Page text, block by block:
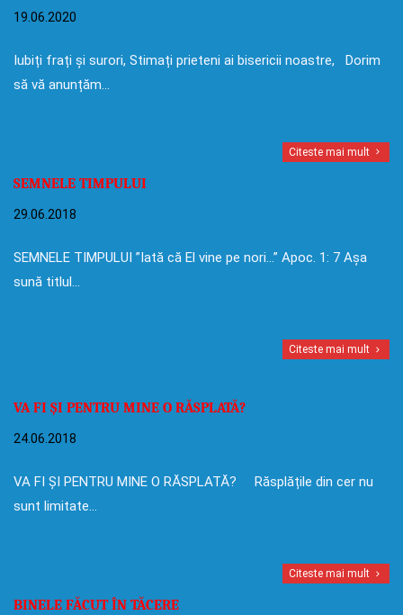
19.06.2020
Iubiți frați și surori, Stimați prieteni ai bisericii noastre, Dorim
să vă anunțăm…
Citeste mai mult
SEMNELE TIMPULUI
29.06.2018
SEMNELE TIMPULUI ”Iată că El vine pe nori…” Apoc. 1: 7 Așa
sună titlul…
Citeste mai mult
VA FI ȘI PENTRU MINE O RĂSPLATĂ?
24.06.2018
VA FI ȘI PENTRU MINE O RĂSPLATĂ? Răsplățile din cer nu
sunt limitate…
Citeste mai mult
BINELE FĂCUT ÎN TĂCERE